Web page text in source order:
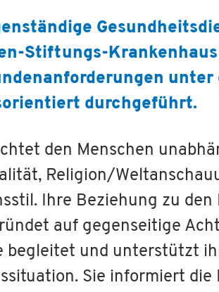
Stiftungs-
durchgeführt.
den Menschen
Religion/
Ihre Beziehung zu den
auf gegenseitige
begleitet und unterstützt
Sie informiert